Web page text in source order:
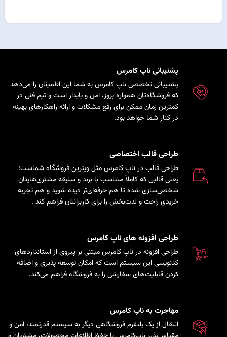
پشتیبانی ناپ کامرس
پشتیبانی تخصصی ناپ کامرس به شما این اطمینان را می‌دهد
که فروشگاه‌تان همواره بروز، امن و پایدار است و تیم فنی در
کمترین زمان ممکن برای رفع مشکلات و ارائه راهکارهای بهینه
در کنار شما خواهد بود.
طراحی قالب اختصاصی
طراحی قالب در ناپ کامرس مثل ویترین فروشگاه شماست؛
یعنی قالبی که کاملاً متناسب با برند و سلیقه مشتری‌هایتان
شخصی‌سازی شده تا هم حرفه‌ای‌تر دیده شوید و هم تجربه
خریدی راحت و لذت‌بخش را برای کاربرانتان فراهم کند .
طراحی افزونه های ناپ کامرس
طراحی افزونه در ناپ کامرس مبتنی بر پیروی از استانداردهای
کدنویسی این سیستم است که امکان توسعه پذیری و اضافه
کردن قابلیت‌های سفارشی را به فروشگاه فراهم می‌کند.
مهاجرت به ناپ کامرس
انتقال از یک پلتفرم فروشگاهی دیگر به سیستم قدرتمند، امن و